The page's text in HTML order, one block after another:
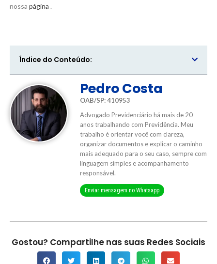
nossa página .
Índice do Conteúdo:
Pedro Costa
OAB/SP: 410953
Advogado Previdenciário há mais de 20
anos trabalhando com Previdência. Meu
trabalho é orientar você com clareza,
organizar documentos e explicar o caminho
mais adequado para o seu caso, sempre com
linguagem simples e acompanhamento
responsável.
Enviar mensagem no Whatsapp
Gostou? Compartilhe nas suas Redes Sociais